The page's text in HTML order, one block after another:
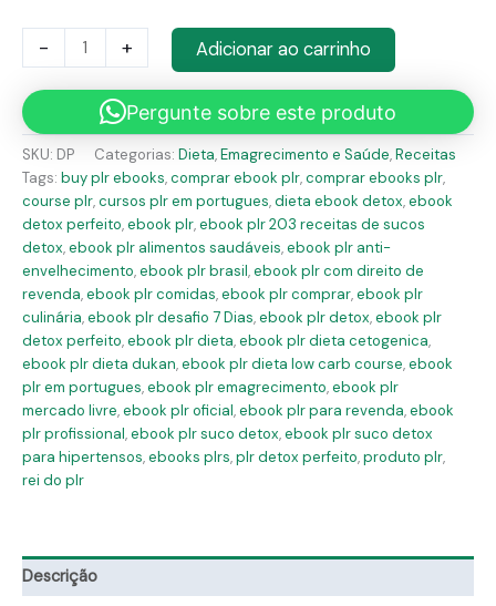
-
PLR
Detox
Perfeito
quantidade
+ Adicionar ao carrinho
Pergunte sobre este produto
SKU: DP Categorias: Dieta,Emagrecimento e Saúde,Receitas
Tags: buy plr ebooks,comprar ebook plr,comprar ebooks plr,
course plr,cursos plr em portugues,dieta ebook detox,ebook
detox perfeito,ebook plr,ebook plr 203 receitas de sucos
detox,ebook plr alimentos saudáveis,ebook plr anti-
envelhecimento,ebook plr brasil,ebook plr com direito de
revenda,ebook plr comidas,ebook plr comprar,ebook plr
culinária,ebook plr desafio 7 Dias,ebook plr detox,ebook plr
detox perfeito,ebook plr dieta,ebook plr dieta cetogenica,
ebook plr dieta dukan,ebook plr dieta low carb course,ebook
plr em portugues,ebook plr emagrecimento,ebook plr
mercado livre,ebook plr oficial,ebook plr para revenda,ebook
plr profissional,ebook plr suco detox,ebook plr suco detox
para hipertensos,ebooks plrs,plr detox perfeito,produto plr,
rei do plr
Descrição